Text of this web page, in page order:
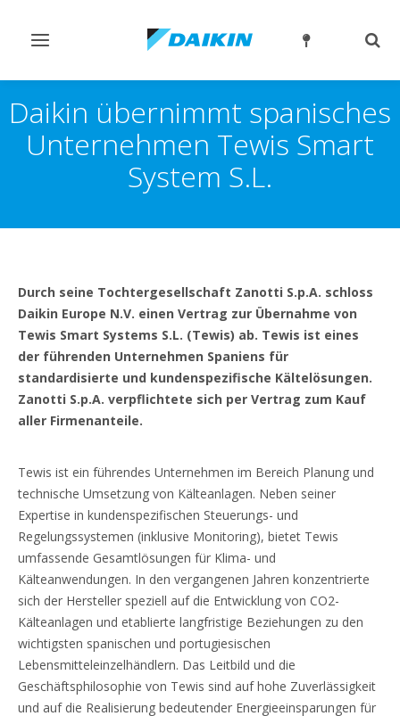
Navigation
Daikin übernimmt spanisches
Unternehmen Tewis Smart
System S.L.
Durch seine Tochtergesellschaft Zanotti S.p.A. schloss
Daikin Europe N.V. einen Vertrag zur Übernahme von
Tewis Smart Systems S.L. (Tewis) ab. Tewis ist eines
der führenden Unternehmen Spaniens für
standardisierte und kundenspezifische Kältelösungen.
Zanotti S.p.A. verpflichtete sich per Vertrag zum Kauf
aller Firmenanteile.
Tewis ist ein führendes Unternehmen im Bereich Planung und
technische Umsetzung von Kälteanlagen. Neben seiner
Expertise in kundenspezifischen Steuerungs- und
Regelungssystemen (inklusive Monitoring), bietet Tewis
umfassende Gesamtlösungen für Klima- und
Kälteanwendungen. In den vergangenen Jahren konzentrierte
sich der Hersteller speziell auf die Entwicklung von CO2-
Kälteanlagen und etablierte langfristige Beziehungen zu den
wichtigsten spanischen und portugiesischen
Lebensmitteleinzelhändlern. Das Leitbild und die
Geschäftsphilosophie von Tewis sind auf hohe Zuverlässigkeit
und auf die Realisierung bedeutender Energieeinsparungen für